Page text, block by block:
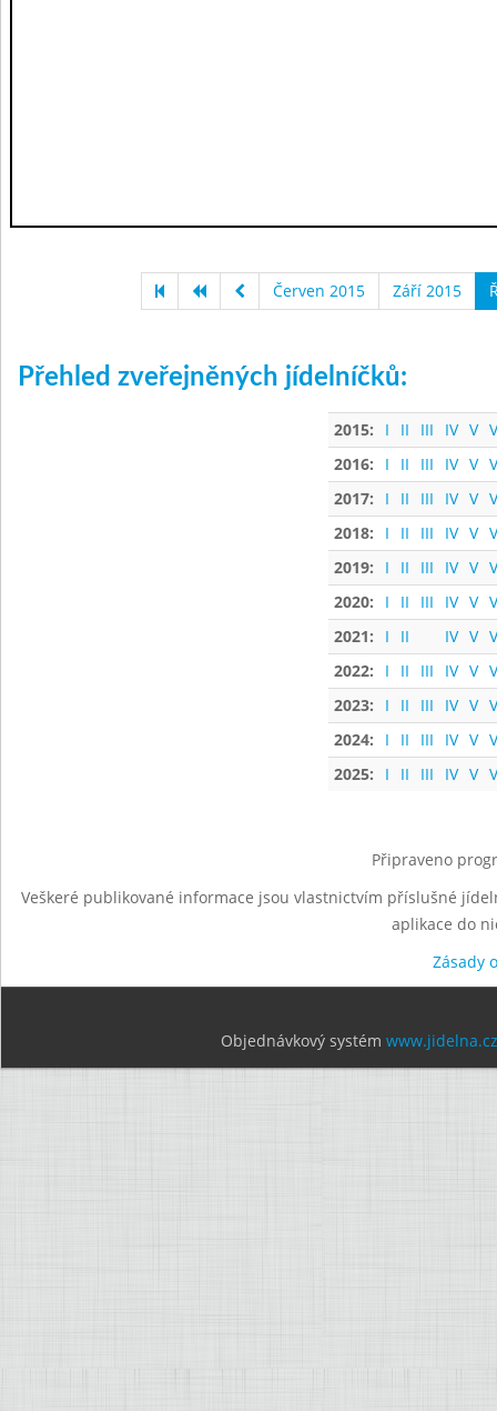
Červen 2015 Září 2015
Přehled zveřejněných jídelníčků:
2015: I II III IV V
2016:
I II III IV V
2017:
I II III IV V
2018:
I II III IV V
2019:
I II III IV V
2020:
I II III IV V
2021:
I II IV V
2022:
I II III IV V
2023:
I II III IV V
2024:
I II III IV V
2025:
I II III IV V
Připraveno
Veškeré publikované informace jsou vlastnictvím příslušné
aplikace do
Zásady
Objednávkový systém www.jidelna.cz